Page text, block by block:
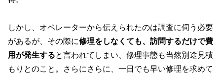
しかし、オペレーターから伝えられたのは調査に伺う必要
があるが、その際に修理をしなくても、訪問するだけで費
用が発生すると言われてしまい、修理事態も当然別途見積
もりとのこと。さらにさらに、一日でも早い修理を求めて